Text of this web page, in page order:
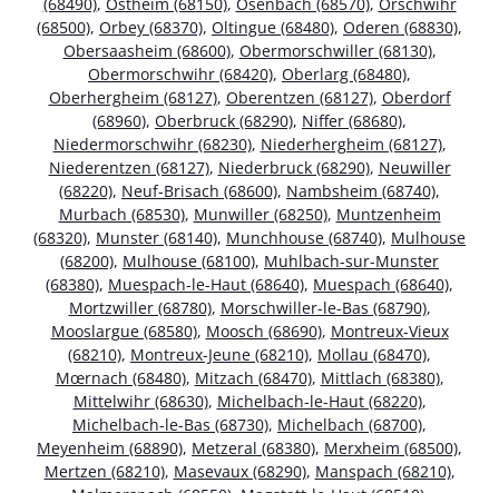
(68500), Orbey (68370), Oltingue (68480), Oderen (68830),
Obersaasheim (68600), Obermorschwiller (68130),
Obermorschwihr (68420), Oberlarg (68480),
Oberhergheim (68127), Oberentzen (68127), Oberdorf
(68960), Oberbruck (68290), Niffer (68680),
Niedermorschwihr (68230), Niederhergheim (68127),
Niederentzen (68127), Niederbruck (68290), Neuwiller
(68220), Neuf-Brisach (68600), Nambsheim (68740),
Murbach (68530), Munwiller (68250), Muntzenheim
(68320), Munster (68140), Munchhouse (68740), Mulhouse
(68200), Mulhouse (68100), Muhlbach-sur-Munster
(68380), Muespach-le-Haut (68640), Muespach (68640),
Mortzwiller (68780), Morschwiller-le-Bas (68790),
Mooslargue (68580), Moosch (68690), Montreux-Vieux
(68210), Montreux-Jeune (68210), Mollau (68470),
Mœrnach (68480), Mitzach (68470), Mittlach (68380),
Mittelwihr (68630), Michelbach-le-Haut (68220),
Michelbach-le-Bas (68730), Michelbach (68700),
Meyenheim (68890), Metzeral (68380), Merxheim (68500),
Mertzen (68210), Masevaux (68290), Manspach (68210),